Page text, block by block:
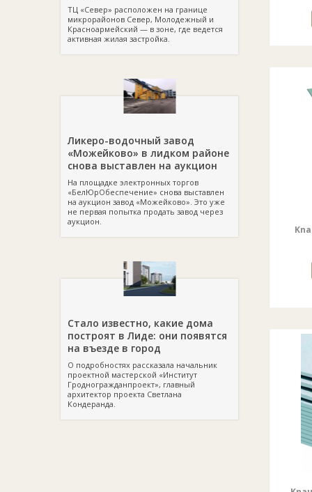
ТЦ «Север» расположен на границе
микрорайонов Север, Молодежный и
Красноармейский — в зоне, где ведется
активная жилая застройка.
Ликеро-водочный завод
«Можейково» в лидком районе
снова выставлен на аукцион
На площадке электронных торгов
«БелЮрОбеспечение» снова выставлен
на аукцион завод «Можейково». Это уже
не первая попытка продать завод через
аукцион.
Стало известно, какие дома
построят в Лиде: они появятся
на въезде в город
О подробностях рассказала начальник
проектной мастерской «Институт
Гродногражданпроект», главный
архитектор проекта Светлана
Кондеранда.